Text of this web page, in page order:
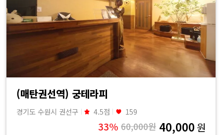
(매탄권선역) 궁테라피
경기도 수원시 권선구 4.5점 159
33% 60,000원 40,000 원